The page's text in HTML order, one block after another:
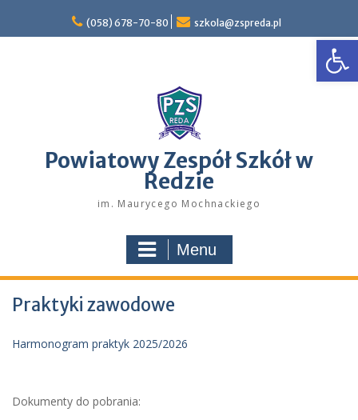
content
(058) 678-70-80 szkola@zspreda.pl
Powiatowy Zespół Szkół w
Redzie
im. Maurycego Mochnackiego
Menu
Praktyki zawodowe
Harmonogram praktyk 2025/2026
Dokumenty do pobrania: